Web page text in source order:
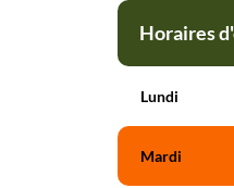
Horaires
Lundi
Mardi